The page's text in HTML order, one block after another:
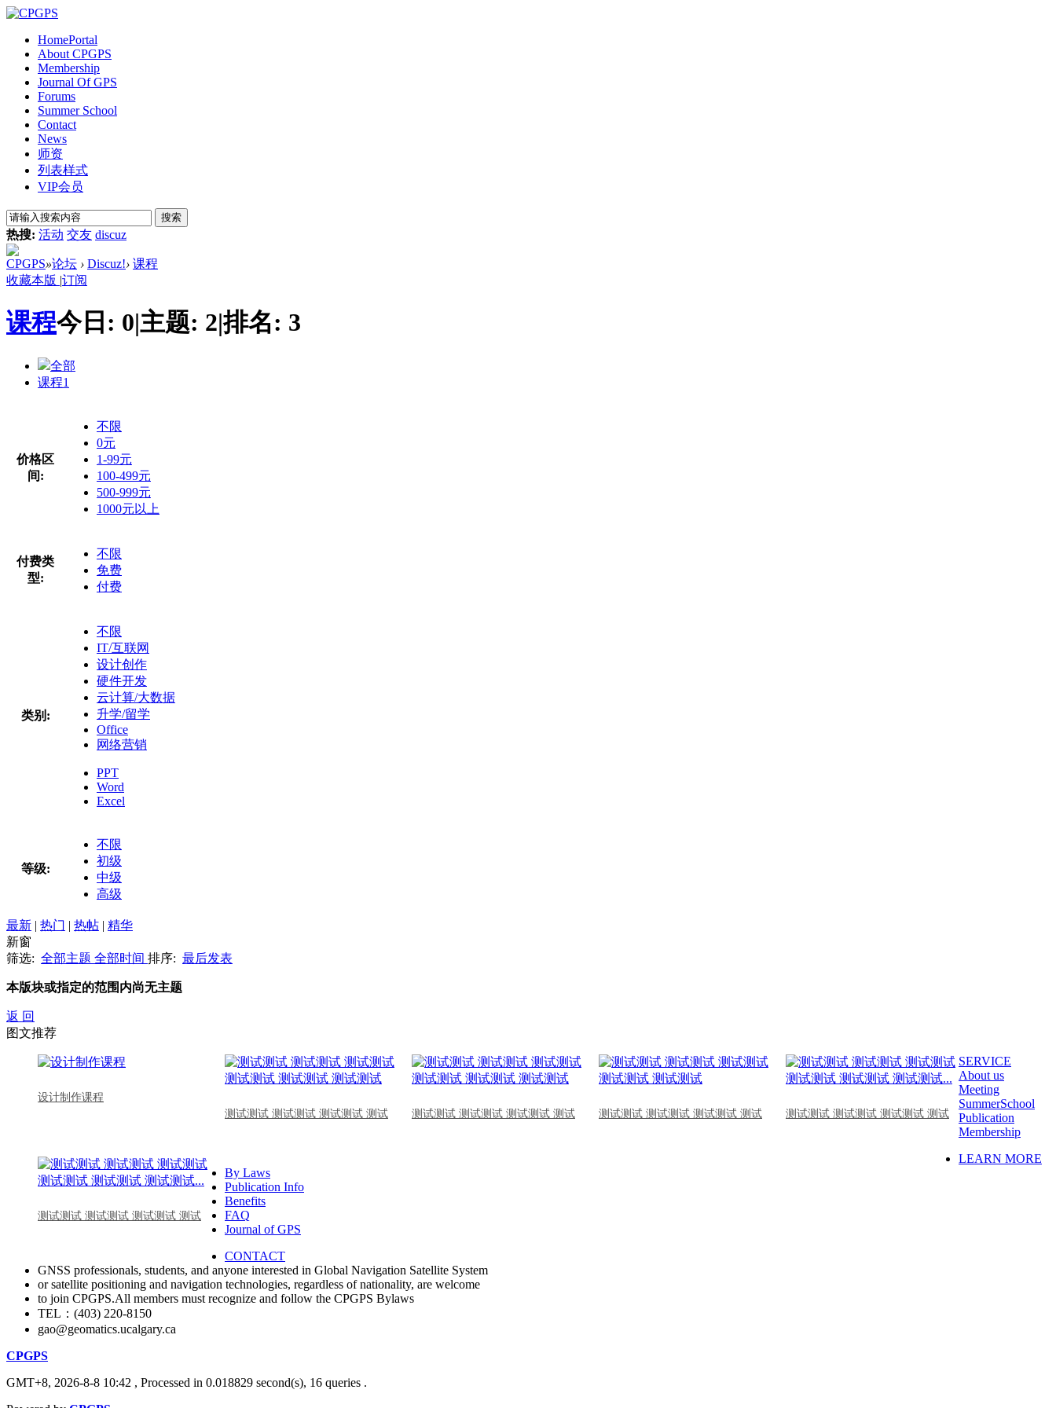
HomePortal
About CPGPS
Membership
Journal Of GPS
Forums
Summer School
Contact
News
师资
列表样式
VIP会员
搜索
热搜: 活动 交友 discuz
CPGPS»论坛 › Discuz!› 课程
收藏本版 |订阅
课程今日: 0|主题: 2|排名: 3
全部
课程1
价格区
间:
不限
0元
1-99元
100-499元
500-999元
1000元以上
付费类
型:
不限
免费
付费
类别:
不限
IT/互联网
设计创作
硬件开发
云计算/大数据
升学/留学
Office
网络营销
PPT
Word
Excel
等级:
不限
初级
中级
高级
最新 | 热门 | 热帖 | 精华
新窗
筛选: 全部主题 全部时间 排序: 最后发表
本版块或指定的范围内尚无主题
返 回
图文推荐
设计制作课程
测试测试 测试测试 测试测试 测试
测试测试 测试测试 测试测试 测试 测试测试 测试测试 测试测试 测试 测试测试 测试测试 测试测试 测试
测试测试 测试测试 测试测试 测试
SERVICE
About us
Meeting
SummerSchool
Publication
Membership
LEARN MORE
By Laws
Publication Info
Benefits
FAQ
Journal of GPS
CONTACT
GNSS professionals, students, and anyone interested in Global Navigation Satellite System
or satellite positioning and navigation technologies, regardless of nationality, are welcome
to join CPGPS.All members must recognize and follow the CPGPS Bylaws
TEL：(403) 220-8150
gao@geomatics.ucalgary.ca
CPGPS
GMT+8, 2026-8-8 10:42 , Processed in 0.018829 second(s), 16 queries .